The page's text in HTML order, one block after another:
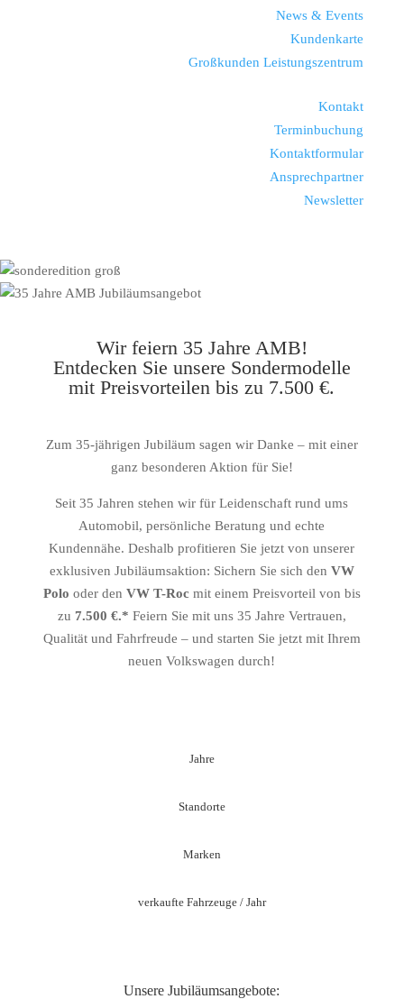
News & Events
Kundenkarte
Großkunden Leistungszentrum
Kontakt
Terminbuchung
Kontaktformular
Ansprechpartner
Newsletter
Wir feiern 35 Jahre AMB!
Entdecken Sie unsere Sondermodelle
mit Preisvorteilen bis zu 7.500 €.
Zum 35-jährigen Jubiläum sagen wir Danke – mit einer
ganz besonderen Aktion für Sie!
Seit 35 Jahren stehen wir für Leidenschaft rund ums
Automobil, persönliche Beratung und echte
Kundennähe. Deshalb profitieren Sie jetzt von unserer
exklusiven Jubiläumsaktion: Sichern Sie sich den VW
Polo oder den VW T-Roc mit einem Preisvorteil von bis
zu 7.500 €.* Feiern Sie mit uns 35 Jahre Vertrauen,
Qualität und Fahrfreude – und starten Sie jetzt mit Ihrem
neuen Volkswagen durch!
Jahre
Standorte
Marken
verkaufte Fahrzeuge / Jahr
Unsere Jubiläumsangebote: